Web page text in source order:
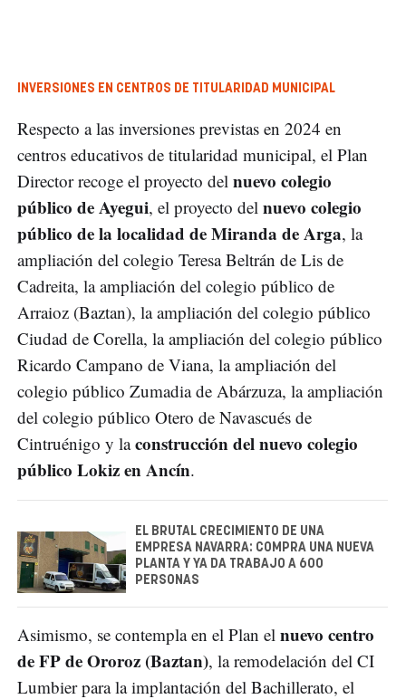
INVERSIONES EN CENTROS DE TITULARIDAD MUNICIPAL
Respecto a las inversiones previstas en 2024 en
centros educativos de titularidad municipal, el Plan
Director recoge el proyecto del nuevo colegio
público de Ayegui, el proyecto del nuevo colegio
público de la localidad de Miranda de Arga, la
ampliación del colegio Teresa Beltrán de Lis de
Cadreita, la ampliación del colegio público de
Arraioz (Baztan), la ampliación del colegio público
Ciudad de Corella, la ampliación del colegio público
Ricardo Campano de Viana, la ampliación del
colegio público Zumadia de Abárzuza, la ampliación
del colegio público Otero de Navascués de
Cintruénigo y laconstrucción del nuevo colegio
público Lokiz en Ancín.
EL BRUTAL CRECIMIENTO DE UNA
EMPRESA NAVARRA: COMPRA UNA NUEVA
PLANTA Y YA DA TRABAJO A 600
PERSONAS
Asimismo, se contempla en el Plan el nuevo centro
de FP de Ororoz (Baztan), la remodelación del CI
Lumbier para la implantación del Bachillerato, el